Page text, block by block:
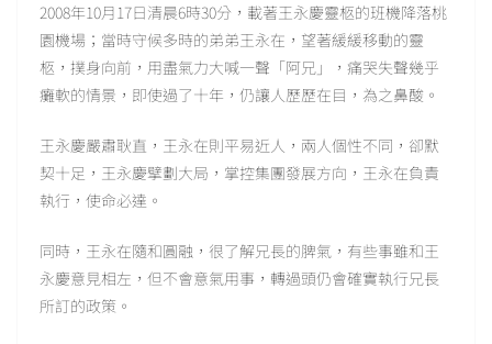
2008年10月17日清晨6時30分，載著王永慶靈柩的班機降落桃
園機場；當時守候多時的弟弟王永在，望著緩緩移動的靈
柩，撲身向前，用盡氣力大喊一聲「阿兄」，痛哭失聲幾乎
癱軟的情景，即使過了十年，仍讓人歷歷在目，為之鼻酸。
王永慶嚴肅耿直，王永在則平易近人，兩人個性不同，卻默
契十足，王永慶擘劃大局，掌控集團發展方向，王永在負責
執行，使命必達。
同時，王永在隨和圓融，很了解兄長的脾氣，有些事雖和王
永慶意見相左，但不會意氣用事，轉過頭仍會確實執行兄長
所訂的政策。